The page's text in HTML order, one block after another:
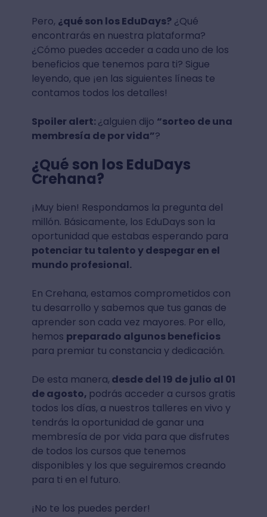
Pero, ¿qué son los EduDays?¿Qué
encontrarás en nuestra plataforma?
¿Cómo puedes acceder a cada uno de los
beneficios que tenemos para ti? Sigue
leyendo, que ¡en las siguientes líneas te
contamos todos los detalles!
Spoiler alert:¿alguien dijo “sorteo de una
membresía de por vida”?
¿Qué son los EduDays
Crehana?
¡Muy bien! Respondamos la pregunta del
millón. Básicamente, los EduDays son la
oportunidad que estabas esperando para
potenciar tu talento y despegar en el
mundo profesional.
En Crehana, estamos comprometidos con
tu desarrollo y sabemos que tus ganas de
aprender son cada vez mayores. Por ello,
hemos preparado algunos beneficios
para premiar tu constancia y dedicación.
De esta manera, desde del 19 de julio al 01
de agosto, podrás acceder a cursos gratis
todos los días, a nuestros talleres en vivo y
tendrás la oportunidad de ganar una
membresía de por vida para que disfrutes
de todos los cursos que tenemos
disponibles y los que seguiremos creando
para ti en el futuro.
¡No te los puedes perder!